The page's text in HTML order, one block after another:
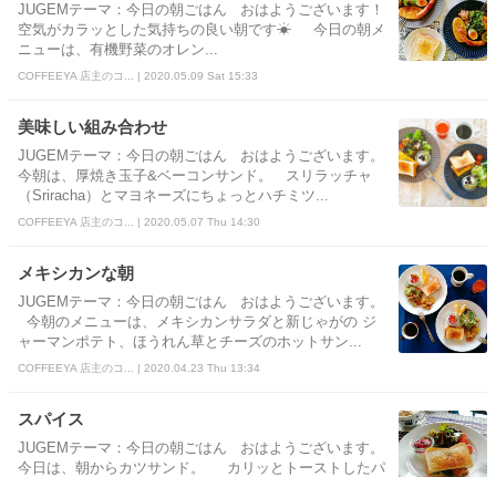
JUGEMテーマ：今日の朝ごはん おはようございます！
空気がカラッとした気持ちの良い朝です☀ 今日の朝メ
ニューは、有機野菜のオレン...
COFFEEYA 店主のコ... | 2020.05.09 Sat 15:33
美味しい組み合わせ
JUGEMテーマ：今日の朝ごはん おはようございます。
今朝は、厚焼き玉子&ベーコンサンド。 スリラッチャ
（Sriracha）とマヨネーズにちょっとハチミツ...
COFFEEYA 店主のコ... | 2020.05.07 Thu 14:30
メキシカンな朝
JUGEMテーマ：今日の朝ごはん おはようございます。
今朝のメニューは、メキシカンサラダと新じゃがの ジ
ャーマンポテト、ほうれん草とチーズのホットサン...
COFFEEYA 店主のコ... | 2020.04.23 Thu 13:34
スパイス
JUGEMテーマ：今日の朝ごはん おはようございます。
今日は、朝からカツサンド。 カリッとトーストしたパ